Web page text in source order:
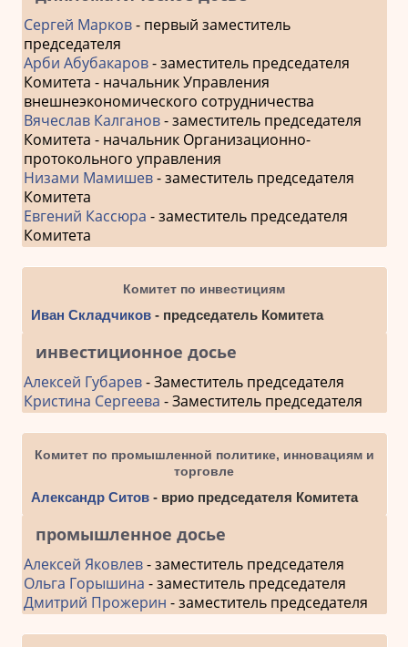
Сергей Марков- первый заместитель
председателя
Арби Абубакаров- заместитель председателя
Комитета - начальник Управления
внешнеэкономического сотрудничества
Вячеслав Калганов- заместитель председателя
Комитета - начальник Организационно-
протокольного управления
Низами Мамишев- заместитель председателя
Комитета
Евгений Кассюра - заместитель председателя
Комитета
Комитет по инвестициям
Иван Складчиков- председатель Комитета
инвестиционное досье
Алексей Губарев- Заместитель председателя
Кристина Сергеева - Заместитель председателя
Комитет по промышленной политике, инновациям и
торговле
Александр Ситов- врио председателя Комитета
промышленное досье
Алексей Яковлев- заместитель председателя
Ольга Горышина - заместитель председателя
Дмитрий Прожерин - заместитель председателя